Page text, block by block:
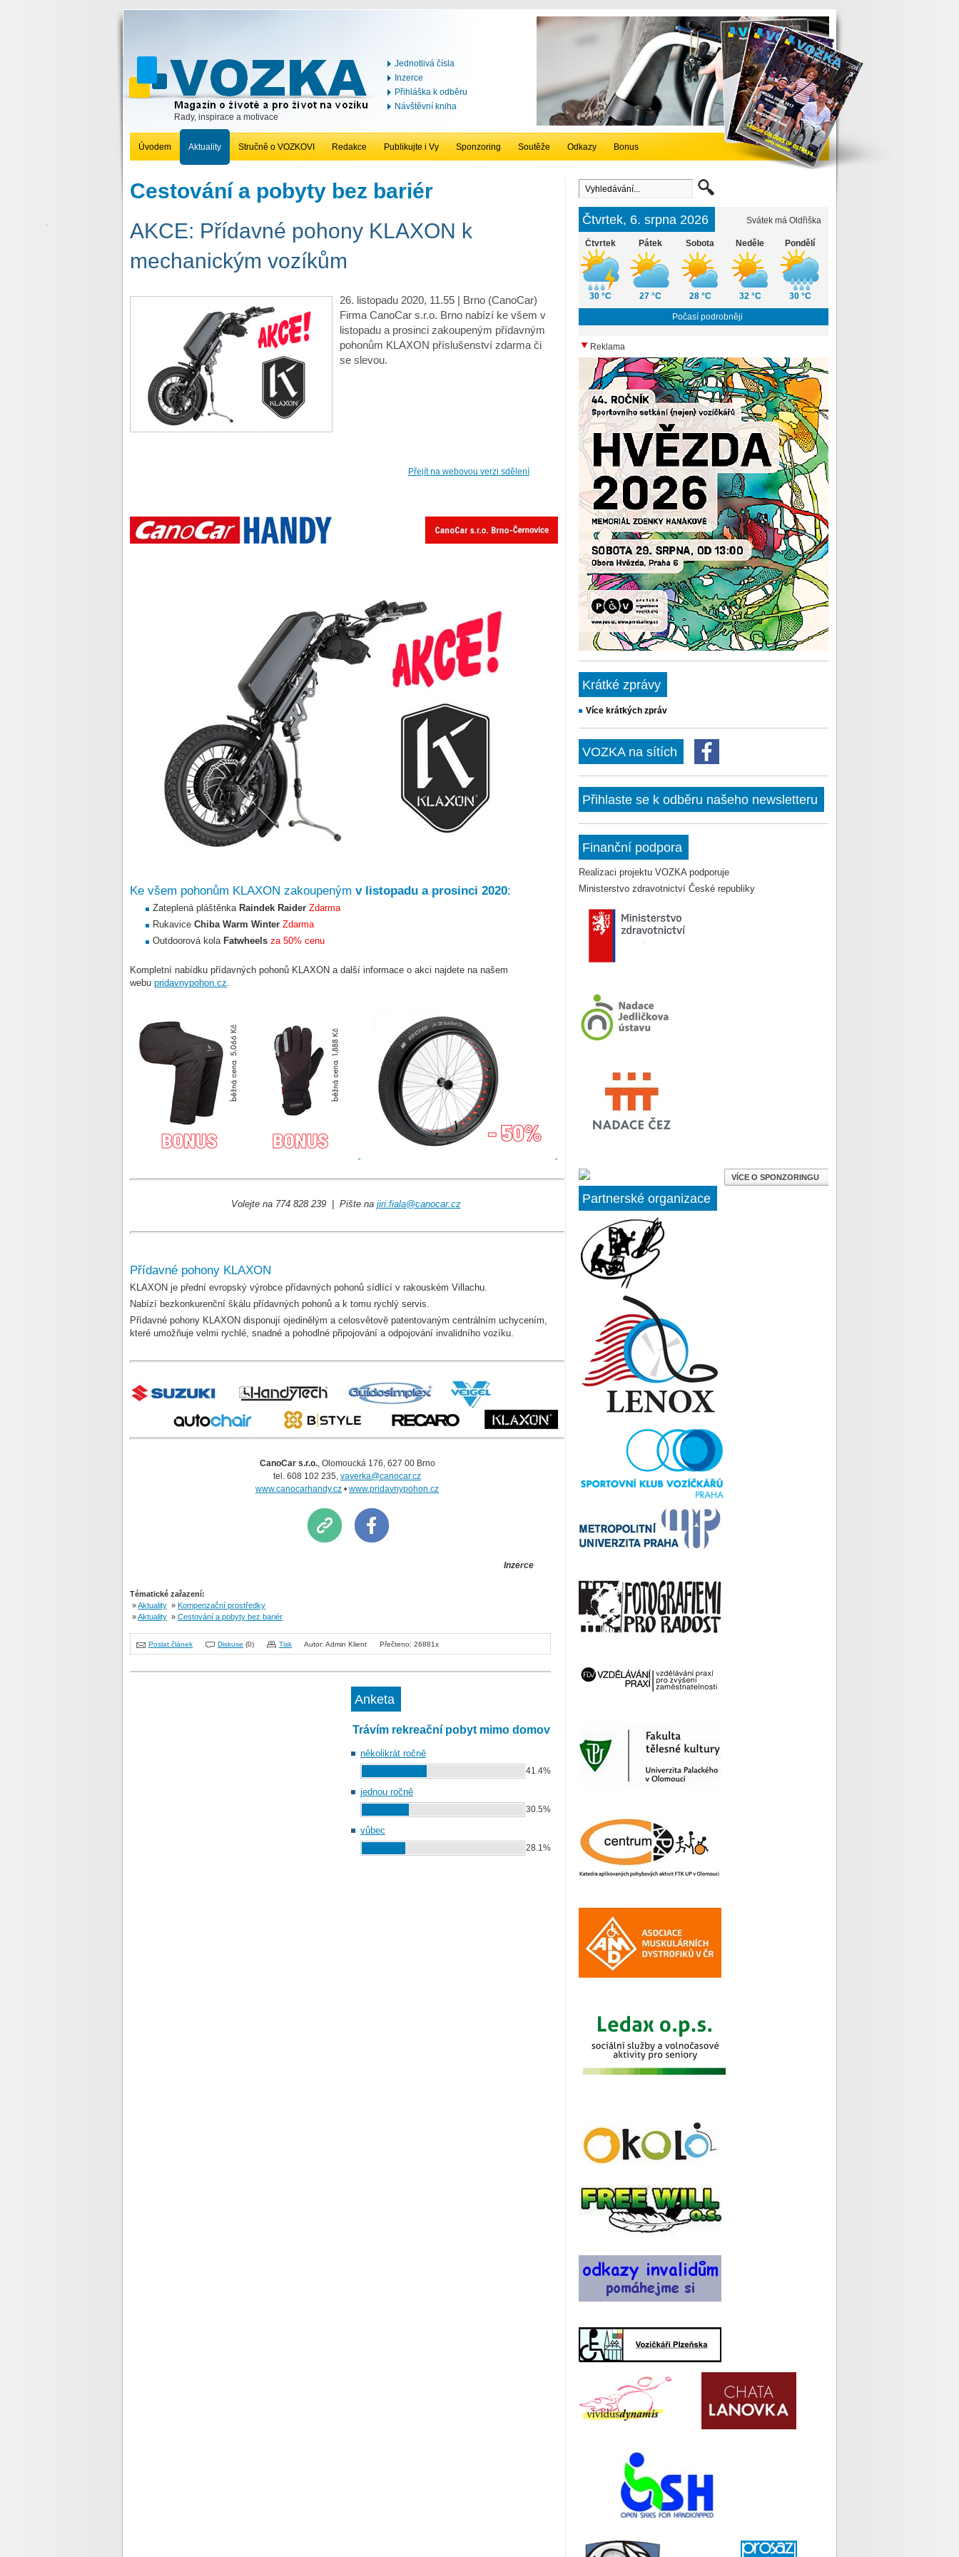
Rady, inspirace a motivace
Jednotlivá čísla
Inzerce
Přihláška k odběru
Návštěvní kniha
Úvodem Aktuality Stručně o VOZKOVI Redakce Publikujte i Vy Sponzoring Soutěže Odkazy Bonus
Cestování a pobyty bez bariér
AKCE: Přídavné pohony KLAXON k
mechanickým vozíkům
26. listopadu 2020, 11.55 | Brno (CanoCar)
Firma CanoCar s.r.o. Brno nabízí ke všem v
listopadu a prosinci zakoupeným přídavným
pohonům KLAXON příslušenství zdarma či
se slevou.
Přejít na webovou verzi sdělení
Ke všem pohonům KLAXON zakoupeným v listopadu a prosinci 2020:
Zateplená pláštěnka Raindek Raider Zdarma
Rukavice Chiba Warm Winter Zdarma
Outdoorová kola Fatwheels za 50% cenu
Kompletní nabídku přídavných pohonů KLAXON a další informace o akci najdete na našem
webu pridavnypohon.cz.
Volejte na 774 828 239 | Pište na jiri.fiala@canocar.cz
Přídavné pohony KLAXON
KLAXON je přední evropský výrobce přídavných pohonů sídlící v rakouském Villachu.
Nabízí bezkonkurenční škálu přídavných pohonů a k tomu rychlý servis.
Přídavné pohony KLAXON disponují ojedinělým a celosvětově patentovaným centrálním uchycením,
které umožňuje velmi rychlé, snadné a pohodlné připojování a odpojování invalidního vozíku.
CanoCar s.r.o., Olomoucká 176, 627 00 Brno
tel. 608 102 235, vaverka@canocar.cz
www.canocarhandy.cz • www.pridavnypohon.cz
Inzerce
Tématické zařazení:
»Aktuality » Kompenzační prostředky
»Aktuality » Cestování a pobyty bez bariér
Poslat článek Diskuse (0) Tisk Autor: Admin Klient Přečteno: 26881x
Anketa
Trávím rekreační pobyt mimo domov
několikrát ročně
41.4%
jednou ročně
30.5%
vůbec
28.1%
Čtvrtek, 6. srpna 2026 Svátek má Oldřiška
Čtvrtek
30 °C
Pátek
27 °C
Sobota
28 °C
Neděle
32 °C
Pondělí
30 °C
Počasí podrobněji
Reklama
Krátké zprávy
Více krátkých zpráv
VOZKA na sítích
Přihlaste se k odběru našeho newsletteru
Finanční podpora
Realizaci projektu VOZKA podporuje
Ministerstvo zdravotnictví České republiky
VÍCE O SPONZORINGU
Partnerské organizace